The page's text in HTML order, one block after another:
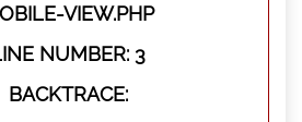
VIEW.PHP
NUMBER: 3
BACKTRACE: